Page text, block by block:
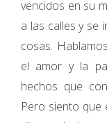
vencidos en su
a las calles y se
cosas.
el amor y la
hechos que
Pero siento que